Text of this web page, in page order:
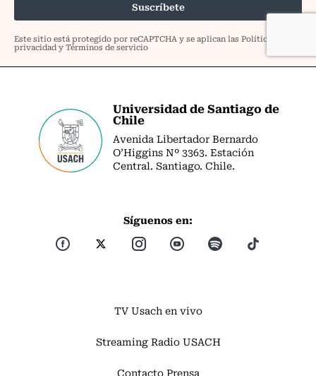
Universidad de Santiago de
Chile
Avenida Libertador Bernardo
O’Higgins Nº 3363. Estación
Central. Santiago. Chile.
Síguenos en:
TV Usach en vivo
Streaming Radio USACH
Contacto Prensa